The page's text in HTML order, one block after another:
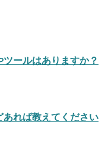
ールはありますか？
あれば教えてください